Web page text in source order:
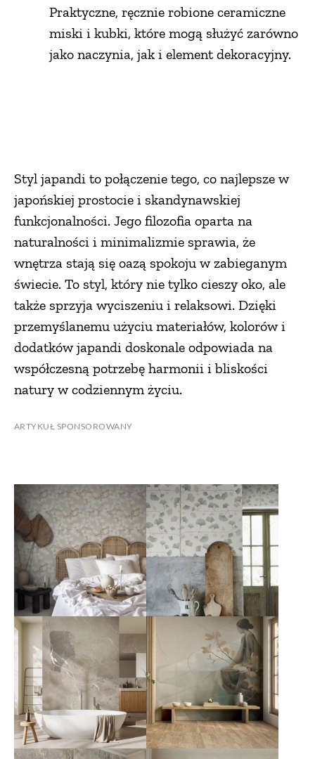
Praktyczne, ręcznie robione ceramiczne
miski i kubki, które mogą służyć zarówno
jako naczynia, jak i element dekoracyjny.
Styl japandi to połączenie tego, co najlepsze w
japońskiej prostocie i skandynawskiej
funkcjonalności. Jego filozofia oparta na
naturalności i minimalizmie sprawia, że
wnętrza stają się oazą spokoju w zabieganym
świecie. To styl, który nie tylko cieszy oko, ale
także sprzyja wyciszeniu i relaksowi. Dzięki
przemyślanemu użyciu materiałów, kolorów i
dodatków japandi doskonale odpowiada na
współczesną potrzebę harmonii i bliskości
natury w codziennym życiu.
ARTYKUŁ SPONSOROWANY